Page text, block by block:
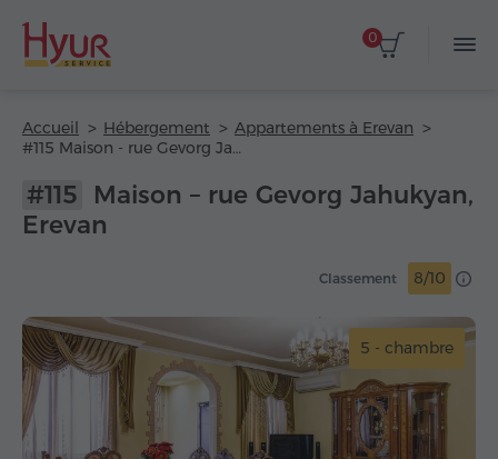
0
Accueil Hébergement
Appartements à Erevan
#115 Maison - rue Gevorg Jahukyan
#115
Maison – rue Gevorg Jahukyan,
Erevan
Classement 8/10
5 - chambre